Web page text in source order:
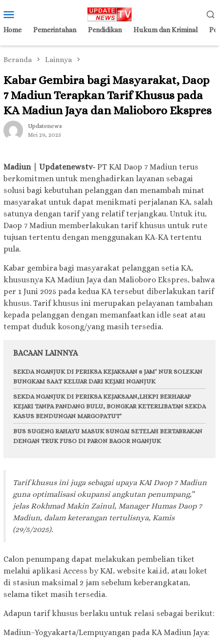
ke
kontenMobile
Home Pemerintahan Pendidikan Hukum dan Kriminal
Beranda Lainnya
Kabar Gembira bagi Masyarakat, Daop
7 Madiun Terapkan Tarif Khusus pada
KA Madiun Jaya dan Malioboro Ekspres
Updatenews
Mei 29, 2025
Madiun | Updatenewstv- PT KAI Daop 7 Madiun terus
berkomitmen untuk menghadirkan layanan sebagai
solusi bagi kebutuhan pelanggan dan menambah minat
masyarakat untuk dapat menikmati perjalanan KA, salah
satunya dengan tarif yang relatif terjangkau. Untuk itu,
Daop 7 Madiun memberlakukan tarif khusus untuk rute
tujuan tertentu dengan menggunakan KA-KA tertentu
pula.
Kabar gembira bagi masyarakat pelanggan setia KA,
khususnya KA Madiun Jaya dan Malioboro Ekspres, bahwa
per 1 Juni 2025 pada kedua KA tersebut diberlakukan tarif
khusus. Tarif khusus ini merupakan pelayanan tambahan
kepada pelanggan dengan memanfaatkan idle seat atau
tempat duduk kosong/yang masih tersedia.
BACAAN LAINNYA
SEKDA NGANJUK DI PERIKSA KEJAKSAAN 8 JAM’ NUR SOLEKAN
BUNGKAM SAAT KELUAR DARI KEJARI NGANJUK
SEKDA NGANJUK DI PERIKSA KEJAKSAAN,LHKPI BERHARAP
KEJARI TANPA PANDANG BULU, BONGKAR KETERLIBATAN SEKDA
KASUS BENDUNGAN MARGOPATUT’
BUS SUGENG RAHAYU MASUK SUNGAI SETELAH BERTABRAKAN
DENGAN TRUK FUSO DI PARON BAGOR NGANJUK
Tarif khusus ini juga sebagai upaya KAI Daop 7 Madiun
guna optimalisasi okupansi angkutan penumpang,”
jelas Rokhmad Makin Zainul, Manager Humas Daop 7
Madiun, dalam keterangan tertulisnya, Kamis
(29/5/2025).
Calon penumpang dapat melakukan pembelian tiket
melalui aplikasi Access by KAI, website kai.id, atau loket
di stasiun maksimal 2 jam sebelum keberangkatan,
selama tiket masih tersedia.
Adapun tarif khusus berlaku untuk relasi sebagai berikut:
Madiun–Yogyakarta/Lempuyangan pada KA Madiun Jaya: